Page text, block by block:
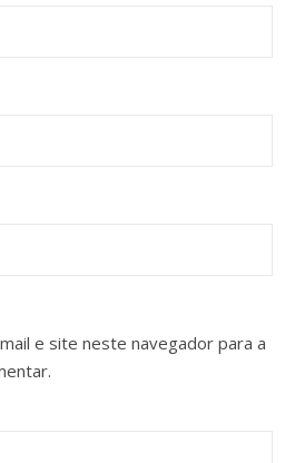
e site neste navegador para a